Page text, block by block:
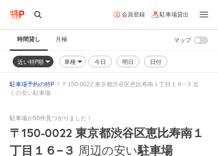
会員登録 駐車場貸出
時間貸し 月極
近い特P順 車種 今日 明日 日付
マップ
駐車場予約の特P
〒150-0022 東京都渋谷区恵比寿南１丁目１６−３ 近
くの安い駐車場
駐車場が50件見つかりました！
〒150-0022 東京都渋谷区恵比寿南１
丁目１６−３ 周辺の安い駐車場